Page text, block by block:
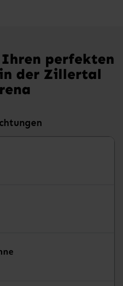
Ihren perfekten
der Zillertal